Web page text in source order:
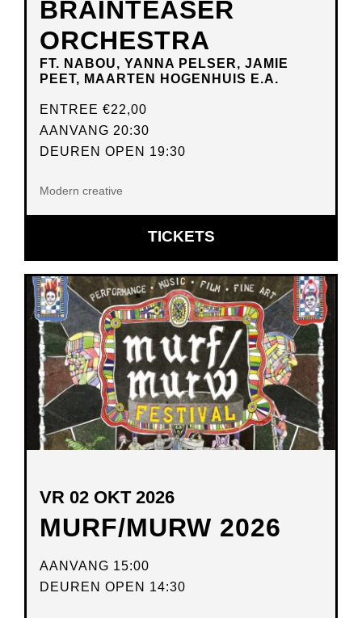
BRAINTEASER
ORCHESTRA
FT. NABOU, YANNA PELSER, JAMIE
PEET, MAARTEN HOGENHUIS E.A.
ENTREE €22,00
AANVANG 20:30
DEUREN OPEN 19:30
Modern creative
TICKETSOPENT
IN
NIEUW
VENSTER
MURF/MURW 2026
VR 02 OKT 2026
AANVANG 15:00
DEUREN OPEN 14:30